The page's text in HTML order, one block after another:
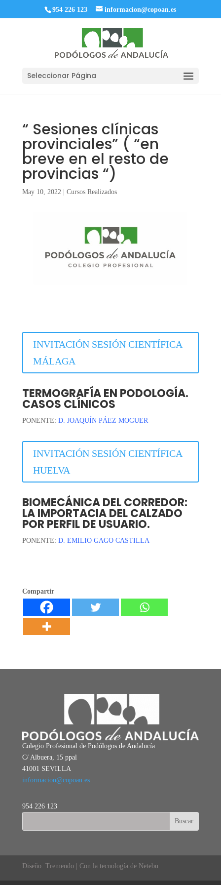
954 226 123 informacion@copoan.es
Seleccionar Página
“ Sesiones clínicas
provinciales” ( “en
breve en el resto de
provincias “)
May 10, 2022| Cursos Realizados
INVITACIÓN SESIÓN CIENTÍFICA
MÁLAGA
TERMOGRAFÍA EN PODOLOGÍA.
CASOS CLÍNICOS
PONENTE: D. JOAQUÍN PÁEZ MOGUER
INVITACIÓN SESIÓN CIENTÍFICA
HUELVA
BIOMECÁNICA DEL CORREDOR:
LA IMPORTACIA DEL CALZADO
POR PERFIL DE USUARIO.
PONENTE: D. EMILIO GAGO CASTILLA
Compartir
Colegio Profesional de Podólogos de Andalucía
C/ Albuera, 15 ppal
41001 SEVILLA
informacion@copoan.es
954 226 123
Diseño: Tremendo | Con la tecnología de Netebu